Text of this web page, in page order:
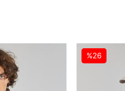
%26